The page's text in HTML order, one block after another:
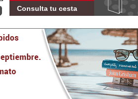
Consulta tu cesta